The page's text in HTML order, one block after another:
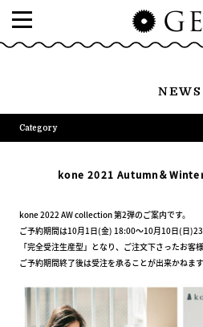
NEWS
Category
kone 2021 Autumn＆
kone 2022 AW collection 第2弾のご案内です。
ご予約期間は10月1日(金) 18:00～10月10日(日
「完全受注生産型」となり、ご注文下さったお客
ご予約期間終了後は受注を承ることが出来かねま